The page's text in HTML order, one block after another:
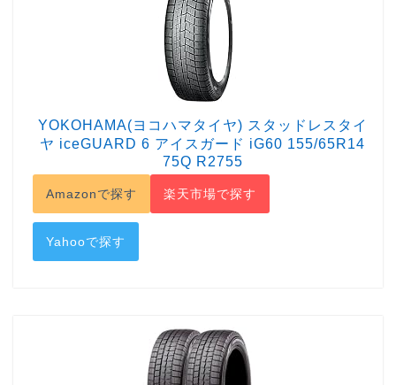
YOKOHAMA(ヨコハマタイヤ) スタッドレスタイ
ヤ iceGUARD 6 アイスガード iG60 155/65R14
75Q R2755
Amazonで探す 楽天市場で探す
Yahooで探す